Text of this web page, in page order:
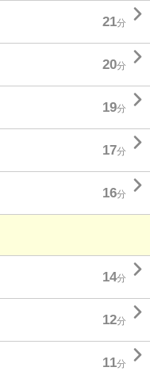
21分 
20分 
19分 
17分 
16分 
14分 
12分 
11分 